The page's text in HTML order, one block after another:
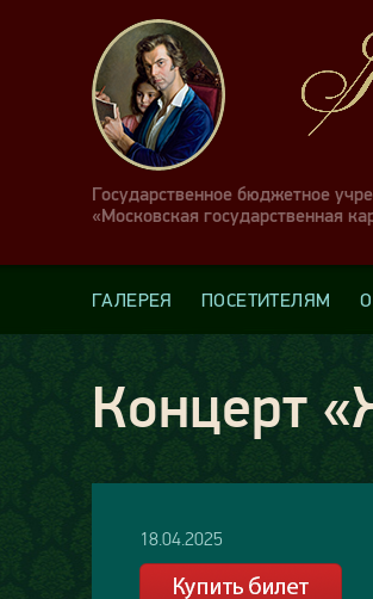
Государственное бюджетное
«Московская государственная
ГАЛЕРЕЯ ПОСЕТИТЕЛЯМ
Концерт
18.04.2025